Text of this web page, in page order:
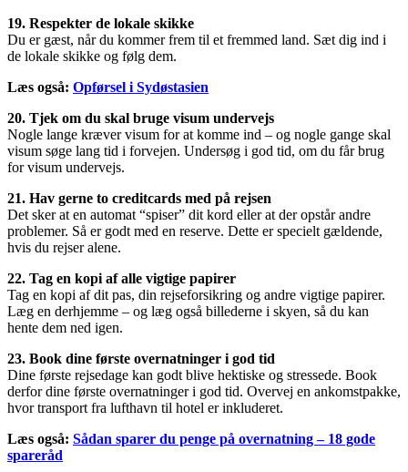
19. Respekter de lokale skikke
Du er gæst, når du kommer frem til et fremmed land. Sæt dig ind i
de lokale skikke og følg dem.
Læs også: Opførsel i Sydøstasien
20. Tjek om du skal bruge visum undervejs
Nogle lange kræver visum for at komme ind – og nogle gange skal
visum søge lang tid i forvejen. Undersøg i god tid, om du får brug
for visum undervejs.
21. Hav gerne to creditcards med på rejsen
Det sker at en automat “spiser” dit kord eller at der opstår andre
problemer. Så er godt med en reserve. Dette er specielt gældende,
hvis du rejser alene.
22. Tag en kopi af alle vigtige papirer
Tag en kopi af dit pas, din rejseforsikring og andre vigtige papirer.
Læg en derhjemme – og læg også billederne i skyen, så du kan
hente dem ned igen.
23. Book dine første overnatninger i god tid
Dine første rejsedage kan godt blive hektiske og stressede. Book
derfor dine første overnatninger i god tid. Overvej en ankomstpakke,
hvor transport fra lufthavn til hotel er inkluderet.
Læs også: Sådan sparer du penge på overnatning – 18 gode
spareråd